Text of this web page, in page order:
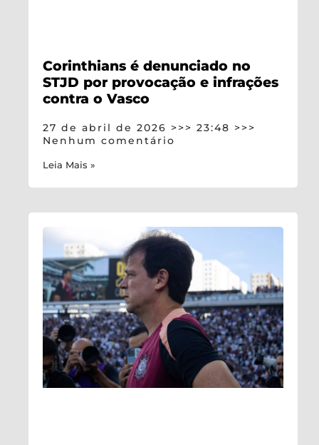
Corinthians é denunciado no
STJD por provocação e infrações
contra o Vasco
27 de abril de 2026
23:48
Nenhum comentário
Leia Mais »